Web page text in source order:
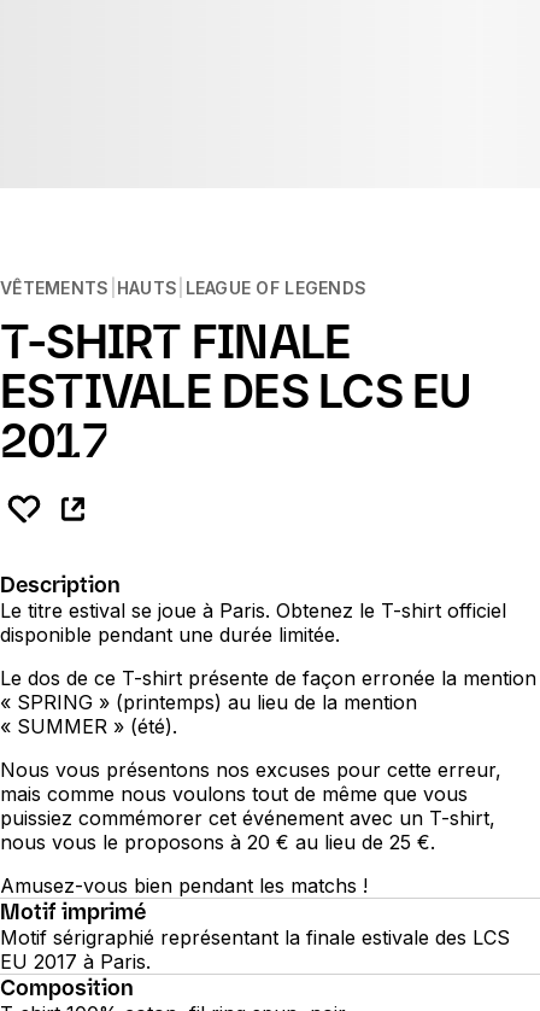
VÊTEMENTS HAUTS LEAGUE OF LEGENDS
T-SHIRT FINALE
ESTIVALE DES LCS EU
2017
Description
Le titre estival se joue à Paris. Obtenez le T-shirt officiel
disponible pendant une durée limitée.
Le dos de ce T-shirt présente de façon erronée la mention
« SPRING » (printemps) au lieu de la mention
« SUMMER » (été).
Nous vous présentons nos excuses pour cette erreur,
mais comme nous voulons tout de même que vous
puissiez commémorer cet événement avec un T-shirt,
nous vous le proposons à 20 € au lieu de 25 €.
Amusez-vous bien pendant les matchs !
Motif imprimé
Motif sérigraphié représentant la finale estivale des LCS
EU 2017 à Paris.
Composition